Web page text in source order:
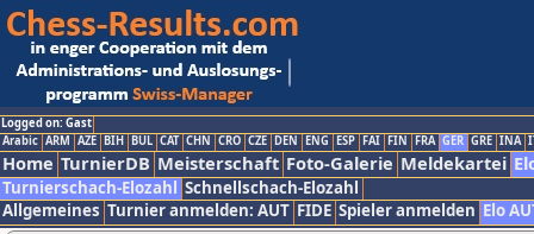
Logged on: Gast
Arabic ARM AZE BIH BUL CAT CHN CRO CZE DEN ENG ESP FAI FIN FRA GER GRE INA
Home TurnierDB Meisterschaft Foto-Galerie Meldekartei
Turnierschach-Elozahl Schnellschach-Elozahl
Allgemeines Turnier anmelden: AUT FIDE Spieler anmelden Elo